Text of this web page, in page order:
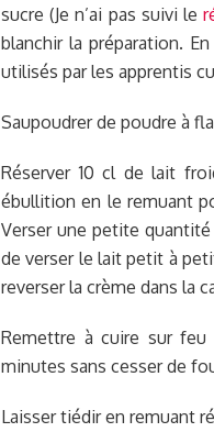
sucre (Je n’ai pas suivi le
blanchir la préparation.
utilisés par les apprentis
Saupoudrer de poudre à
Réserver 10 cl de lait
ébullition en le remuant
Verser une petite
de verser le lait petit à
reverser la crème dans la
Remettre à cuire sur feu
minutes sans cesser de
Laisser tiédir en remuant